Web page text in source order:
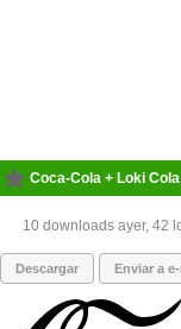
Coca-Cola + Loki
10 downloads ayer, 42
Descargar Enviar a